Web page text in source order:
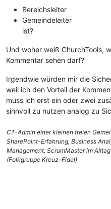
Bereichsleiter
Gemeindeleiter
ist?
Und woher weiß ChurchTools,
Kommentar sehen darf?
Irgendwie würden mir die
weil ich den Vorteil der
muss ich erst ein oder zwei
sinnvoll zu nutzen analog zu
CT-Admin einer kleinen freien
SharePoint-Erfahrung, Business
Management, ScrumMaster im
(Folkgruppe Kreuz-Fidel)